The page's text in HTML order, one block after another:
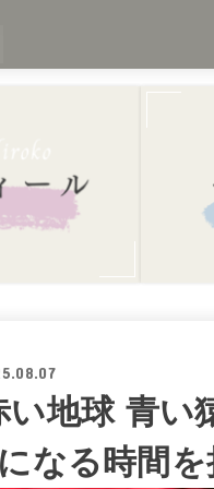
い地球 青い
なる時間